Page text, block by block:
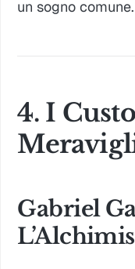
un sogno comune.
4. I
Gabriel